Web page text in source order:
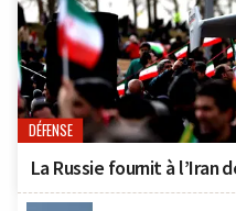
DÉFENSE
La Russie fournit à l’Iran